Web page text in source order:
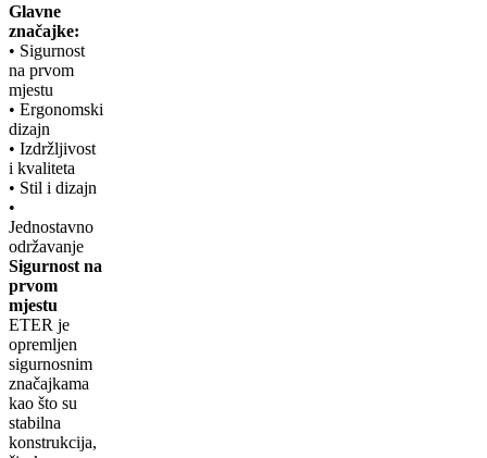
Glavne
značajke:
• Sigurnost
na prvom
mjestu
• Ergonomski
dizajn
• Izdržljivost
i kvaliteta
• Stil i dizajn
•
Jednostavno
održavanje
Sigurnost na
prvom
mjestu
ETER je
opremljen
sigurnosnim
značajkama
kao što su
stabilna
konstrukcija,